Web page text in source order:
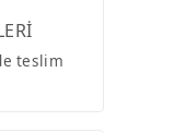
teslim